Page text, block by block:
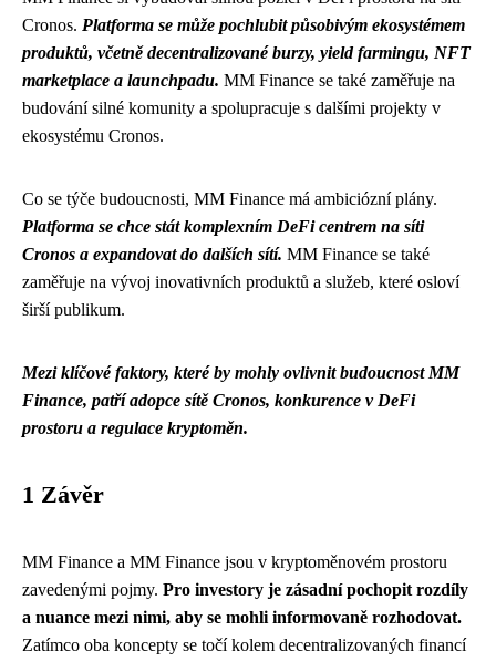
Cronos. Platforma se může pochlubit působivým ekosystémem
produktů, včetně decentralizované burzy, yield farmingu, NFT
marketplace a launchpadu. MM Finance se také zaměřuje na
budování silné komunity a spolupracuje s dalšími projekty v
ekosystému Cronos.
Co se týče budoucnosti, MM Finance má ambiciózní plány.
Platforma se chce stát komplexním DeFi centrem na síti
Cronos a expandovat do dalších sítí. MM Finance se také
zaměřuje na vývoj inovativních produktů a služeb, které osloví
širší publikum.
Mezi klíčové faktory, které by mohly ovlivnit budoucnost MM
Finance, patří adopce sítě Cronos, konkurence v DeFi
prostoru a regulace kryptoměn.
1 Závěr
MM Finance a MM Finance jsou v kryptoměnovém prostoru
zavedenými pojmy. Pro investory je zásadní pochopit rozdíly
a nuance mezi nimi, aby se mohli informovaně rozhodovat.
Zatímco oba koncepty se točí kolem decentralizovaných financí